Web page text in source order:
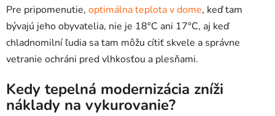
Pre pripomenutie, optimálna teplota v dome, keď tam
bývajú jeho obyvatelia, nie je 18°C ​​ani 17°C, aj keď
chladnomilní ľudia sa tam môžu cítiť skvele a správne
vetranie ochráni pred vlhkosťou a plesňami.
Kedy tepelná modernizácia zníži
náklady na vykurovanie?